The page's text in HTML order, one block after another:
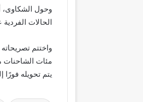
الحالات
واختتم
مئات الشاحنات
يتم تحويله فورًا